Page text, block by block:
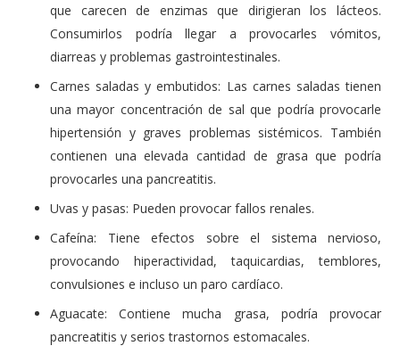
que carecen de enzimas que dirigieran los lácteos.
Consumirlos podría llegar a provocarles vómitos,
diarreas y problemas gastrointestinales.
Carnes saladas y embutidos: Las carnes saladas tienen
una mayor concentración de sal que podría provocarle
hipertensión y graves problemas sistémicos. También
contienen una elevada cantidad de grasa que podría
provocarles una pancreatitis.
Uvas y pasas: Pueden provocar fallos renales.
Cafeína: Tiene efectos sobre el sistema nervioso,
provocando hiperactividad, taquicardias, temblores,
convulsiones e incluso un paro cardíaco.
Aguacate: Contiene mucha grasa, podría provocar
pancreatitis y serios trastornos estomacales.